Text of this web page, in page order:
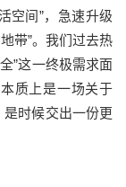
空间”，急速升级
带”。我们过去热
”这一终极需求面
质上是一场关于
是时候交出一份更